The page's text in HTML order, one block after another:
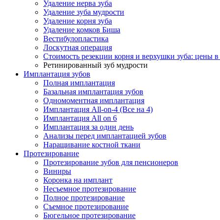
Удаление нерва зуба
Удаление зуба мудрости
Удаление корня зуба
Удаление комков Биша
Вестибулопластика
Лоскутная операция
Стоимость резекции корня и верхушки зуба: цены
Ретинированный зуб мудрости
Имплантация зубов
Полная имплантация
Базальная имплантация зубов
Одномоментная имплантация
Имплантация All-on-4 (Все на 4)
Имплантация All on 6
Имплантация за один день
Анализы перед имплантацией зубов
Наращивание костной ткани
Протезирование
Протезирование зубов для пенсионеров
Виниры
Коронка на имплант
Несъемное протезирование
Полное протезирование
Съемное протезирование
Бюгельное протезирование